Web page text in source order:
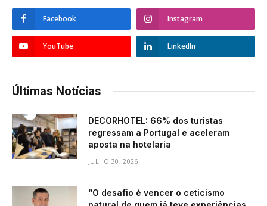
Facebook Instagram
YouTube LinkedIn
Últimas Notícias
DECORHOTEL: 66% dos turistas
regressam a Portugal e aceleram
aposta na hotelaria
JULHO 30, 2026
“O desafio é vencer o ceticismo